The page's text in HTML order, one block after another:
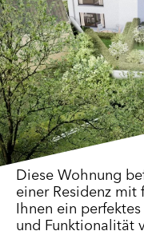
Diese Wohnung
einer Residenz
Ihnen ein
und Funktionalität